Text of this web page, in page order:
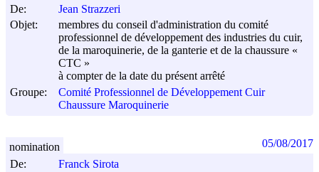
De:
Jean Strazzeri
Objet:
membres du conseil d'administration du comité
professionnel de développement des industries du cuir,
de la maroquinerie, de la ganterie et de la chaussure «
CTC »
à compter de la date du présent arrêté
Groupe:
Comité Professionnel de Développement Cuir
Chaussure Maroquinerie
De:
Franck Sirota
nomination 05/08/2017